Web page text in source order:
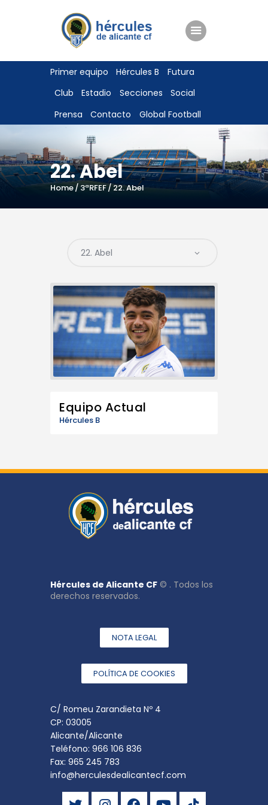
Primer equipo Hércules B
Futura
Club
Estadio Secciones
Social
Prensa
Contacto Global Football
22. Abel
Home 3ªRFEF 22. Abel
ENTRADAS
TIENDA
HÉRCULESCF100
Equipo Actual
Hércules B
Hércules de Alicante CF © . Todos los
derechos reservados.
NOTA LEGAL
POLÍTICA DE COOKIES
C/ Romeu Zarandieta Nº 4
CP: 03005
Alicante/Alicante
Teléfono: 966 106 836
Fax: 965 245 783
info@herculesdealicantecf.com